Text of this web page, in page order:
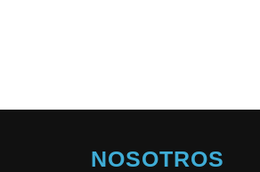
NOSOTROS